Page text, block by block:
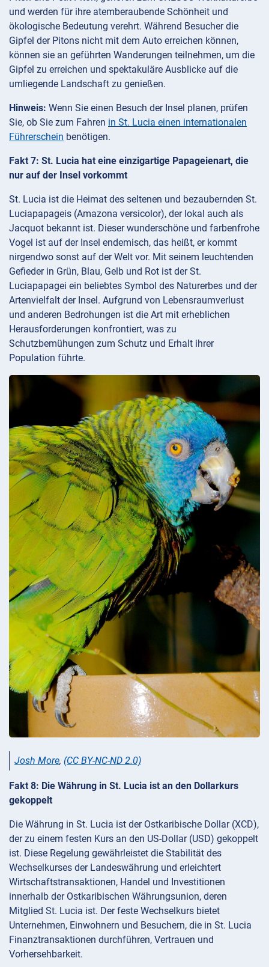
und werden für ihre atemberaubende Schönheit und
ökologische Bedeutung verehrt. Während Besucher die
Gipfel der Pitons nicht mit dem Auto erreichen können,
können sie an geführten Wanderungen teilnehmen, um die
Gipfel zu erreichen und spektakuläre Ausblicke auf die
umliegende Landschaft zu genießen.
Hinweis: Wenn Sie einen Besuch der Insel planen, prüfen
Sie, ob Sie zum Fahren in St. Lucia einen internationalen
Führerschein benötigen.
Fakt 7: St. Lucia hat eine einzigartige Papageienart, die
nur auf der Insel vorkommt
St. Lucia ist die Heimat des seltenen und bezaubernden St.
Luciapapageis (Amazona versicolor), der lokal auch als
Jacquot bekannt ist. Dieser wunderschöne und farbenfrohe
Vogel ist auf der Insel endemisch, das heißt, er kommt
nirgendwo sonst auf der Welt vor. Mit seinem leuchtenden
Gefieder in Grün, Blau, Gelb und Rot ist der St.
Luciapapagei ein beliebtes Symbol des Naturerbes und der
Artenvielfalt der Insel. Aufgrund von Lebensraumverlust
und anderen Bedrohungen ist die Art mit erheblichen
Herausforderungen konfrontiert, was zu
Schutzbemühungen zum Schutz und Erhalt ihrer
Population führte.
Josh More, (CC BY-NC-ND 2.0)
Fakt 8: Die Währung in St. Lucia ist an den Dollarkurs
gekoppelt
Die Währung in St. Lucia ist der Ostkaribische Dollar (XCD),
der zu einem festen Kurs an den US-Dollar (USD) gekoppelt
ist. Diese Regelung gewährleistet die Stabilität des
Wechselkurses der Landeswährung und erleichtert
Wirtschaftstransaktionen, Handel und Investitionen
innerhalb der Ostkaribischen Währungsunion, deren
Mitglied St. Lucia ist. Der feste Wechselkurs bietet
Unternehmen, Einwohnern und Besuchern, die in St. Lucia
Finanztransaktionen durchführen, Vertrauen und
Vorhersehbarkeit.